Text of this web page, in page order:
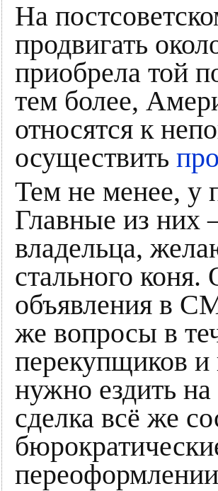
На
продвигать
приобрела той
тем более,
относятся к
осуществить
Тем не менее, у
Главные из них
владельца,
стального
объявления в
же вопросы в
перекупщиков
нужно ездить
сделка всё же